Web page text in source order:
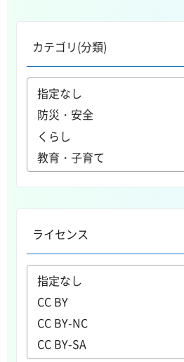
カテゴリ(分類)
ライセンス